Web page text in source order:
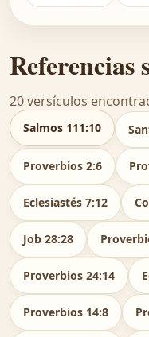
Referencias
20 versículos
Salmos 111:10
Proverbios 2:6
Eclesiastés 7:12
Job 28:28
Proverbios 24:14
Proverbios 14:8